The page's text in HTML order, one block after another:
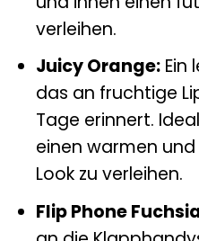
verleihen.
Juicy Orange:Ein
das an fruchtige
Tage erinnert.
einen warmen
Look zu verleihen.
Flip Phone